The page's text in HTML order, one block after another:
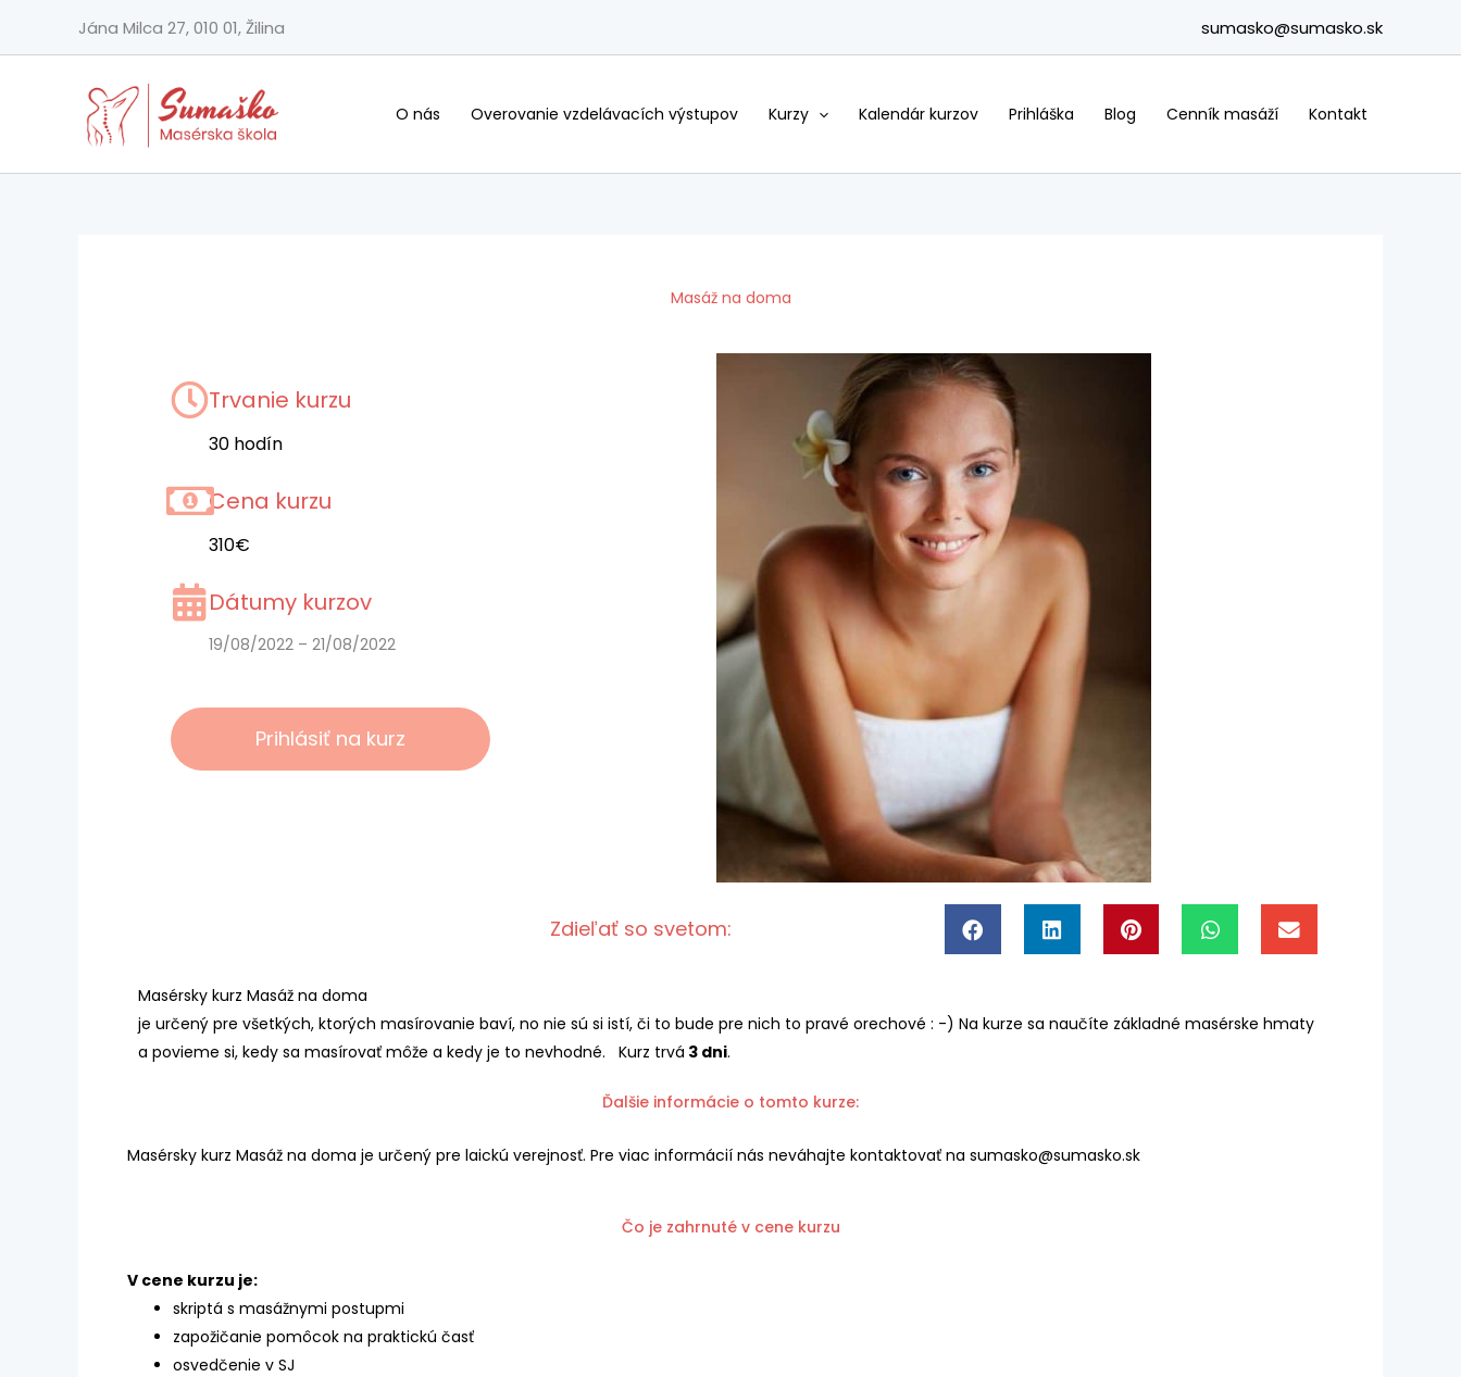
Jána Milca 27, 010 01, Žilina sumasko@sumasko.sk
O nás Overovanie vzdelávacích výstupov Kurzy Kalendár kurzov Prihláška Blog Cenník masáží Kontakt
Masáž na doma
Trvanie kurzu
30 hodín
Cena kurzu
310€
Dátumy kurzov
19/08/2022 – 21/08/2022
Prihlásiť na kurz
Zdieľať so svetom:
Masérsky kurz Masáž na doma
je určený pre všetkých, ktorých masírovanie baví, no nie sú si istí, či to bude pre nich to pravé orechové : -) Na kurze sa naučíte základné masérske hmaty
a povieme si, kedy sa masírovať môže a kedy je to nevhodné. Kurz trvá 3 dni.
Ďalšie informácie o tomto kurze:
Masérsky kurz Masáž na doma je určený pre laickú verejnosť. Pre viac informácií nás neváhajte kontaktovať na sumasko@sumasko.sk
Čo je zahrnuté v cene kurzu
V cene kurzu je:
skriptá s masážnymi postupmi
zapožičanie pomôcok na praktickú časť
osvedčenie v SJ